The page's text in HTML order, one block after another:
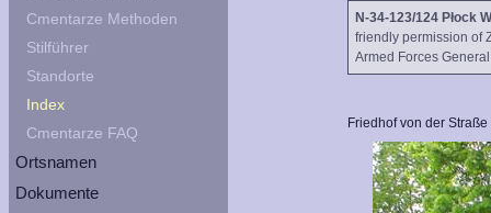
Cmentarze Methoden
Stilführer
Standorte
Index
Cmentarze FAQ
Ortsnamen
Dokumente
N-34-123/124 Płock
friendly permission of
Armed Forces
Friedhof von der